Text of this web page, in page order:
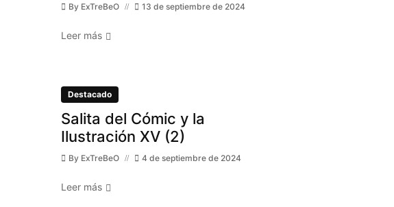
By ExTreBeO 13 de septiembre de 2024
Leer más
Destacado
Salita del Cómic y la
Ilustración XV (2)
By ExTreBeO 4 de septiembre de 2024
Leer más